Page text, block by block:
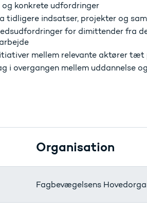
konkrete udfordringer
tidligere indsatser, projekter og
for dimittender fra
mellem relevante aktører tæt
i overgangen mellem uddannelse
Organisation
Fagbevægelsens